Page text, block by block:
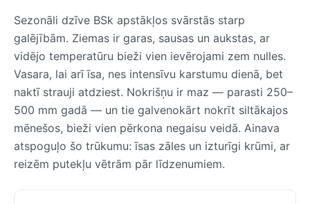
Sezonāli dzīve BSk apstākļos svārstās starp
galējībām. Ziemas ir garas, sausas un aukstas, ar
vidējo temperatūru bieži vien ievērojami zem nulles.
Vasara, lai arī īsa, nes intensīvu karstumu dienā, bet
naktī strauji atdziest. Nokrišņu ir maz — parasti 250–
500 mm gadā — un tie galvenokārt nokrīt siltākajos
mēnešos, bieži vien pērkona negaisu veidā. Ainava
atspoguļo šo trūkumu: īsas zāles un izturīgi krūmi, ar
reizēm putekļu vētrām pār līdzenumiem.